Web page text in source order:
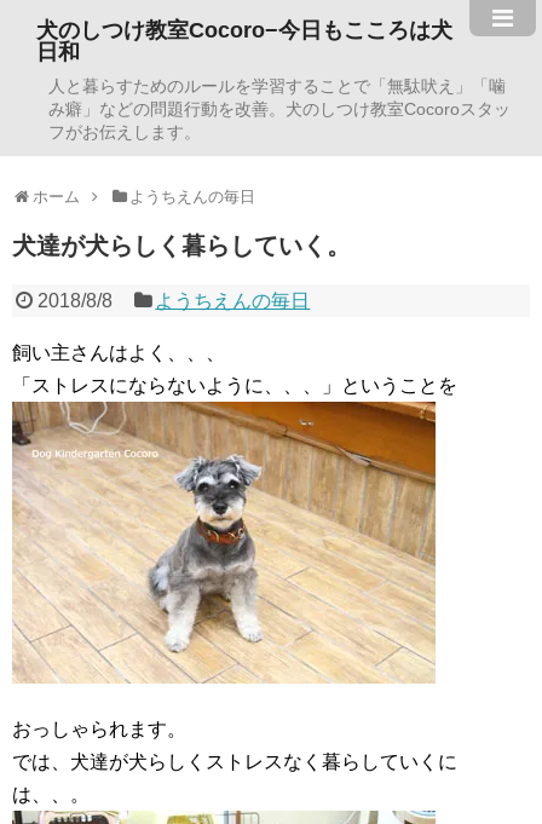
犬のしつけ教室Cocoro−今日もこころは犬
日和
人と暮らすためのルールを学習することで「無駄吠え」「噛
み癖」などの問題行動を改善。犬のしつけ教室Cocoroスタッ
フがお伝えします。
ホーム ようちえんの毎日
犬達が犬らしく暮らしていく。
2018/8/8 ようちえんの毎日
飼い主さんはよく、、、
「ストレスにならないように、、、」ということを
おっしゃられます。
では、犬達が犬らしくストレスなく暮らしていくに
は、、。